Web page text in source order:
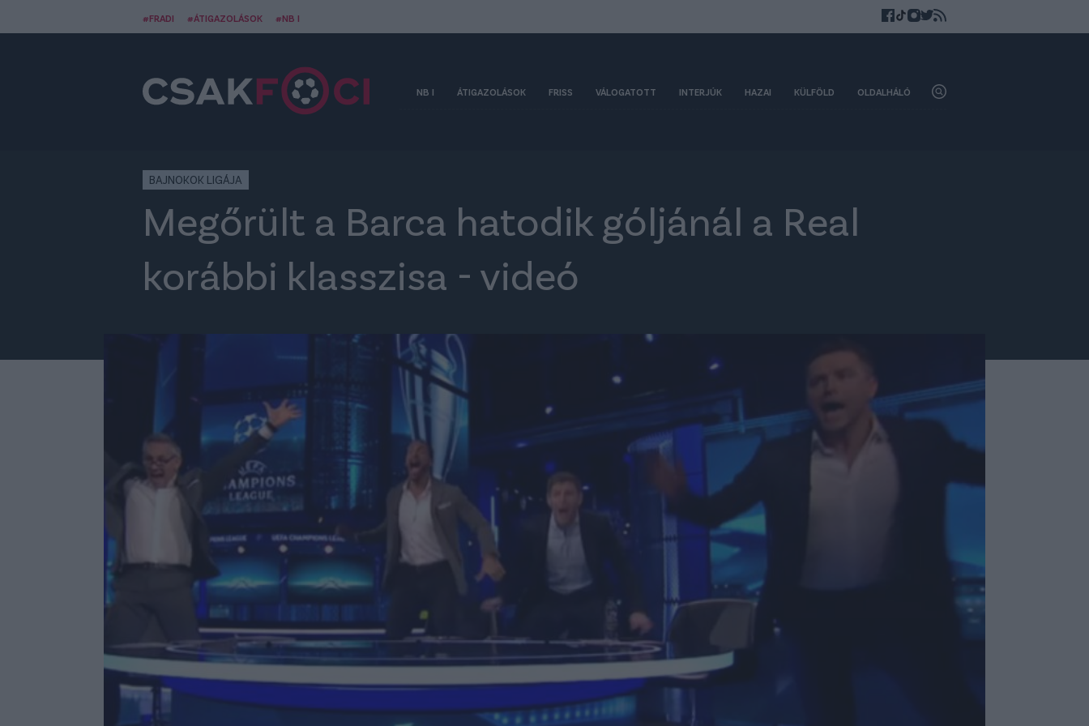
#FRADI #ÁTIGAZOLÁSOK #NB I
NB I ÁTIGAZOLÁSOK FRISS VÁLOGATOTT INTERJÚK HAZAI KÜLFÖLD OLDALHÁLÓ
BAJNOKOK LIGÁJA
Megőrült a Barca hatodik góljánál a Real
korábbi klasszisa - videó